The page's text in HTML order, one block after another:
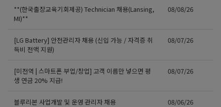
**(한국출장교육기회제공) Technician 채용(Lansing,
MI)**
08/08/26
[LG Battery] 안전관리자 채용 (신입 가능 / 자격증 취
득비 전액 지원)
08/07/26
[미전역 | 스마트폰 부업/창업] 고객 이름만 넣으면 평
생 연금 20% 지급!
08/07/26
블루리본 사업개발 및 운영 관리자 채용 08/06/26